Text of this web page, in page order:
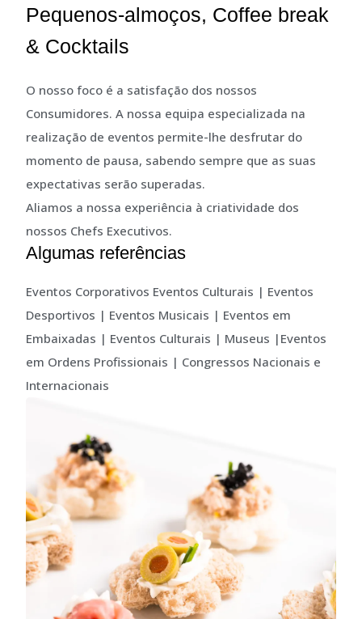
Pequenos-almoços, Coffee break
& Cocktails
O nosso foco é a satisfação dos nossos
Consumidores. A nossa equipa especializada na
realização de eventos permite-lhe desfrutar do
momento de pausa, sabendo sempre que as suas
expectativas serão superadas.
Aliamos a nossa experiência à criatividade dos
nossos Chefs Executivos.
Algumas referências
Eventos Corporativos Eventos Culturais | Eventos
Desportivos | Eventos Musicais | Eventos em
Embaixadas | Eventos Culturais | Museus |Eventos
em Ordens Profissionais | Congressos Nacionais e
Internacionais